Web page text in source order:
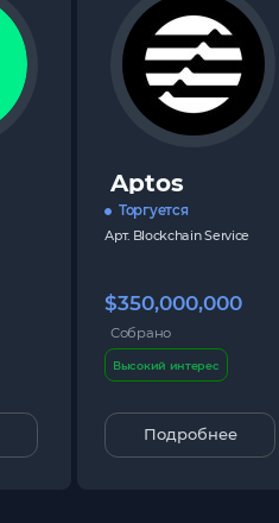
Aptos
Торгуется
Арт. Blockchain Service
$350,000,000
Собрано
Высокий интерес
Подробнее